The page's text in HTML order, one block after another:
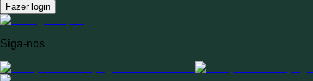
Fazer login
Siga-nos